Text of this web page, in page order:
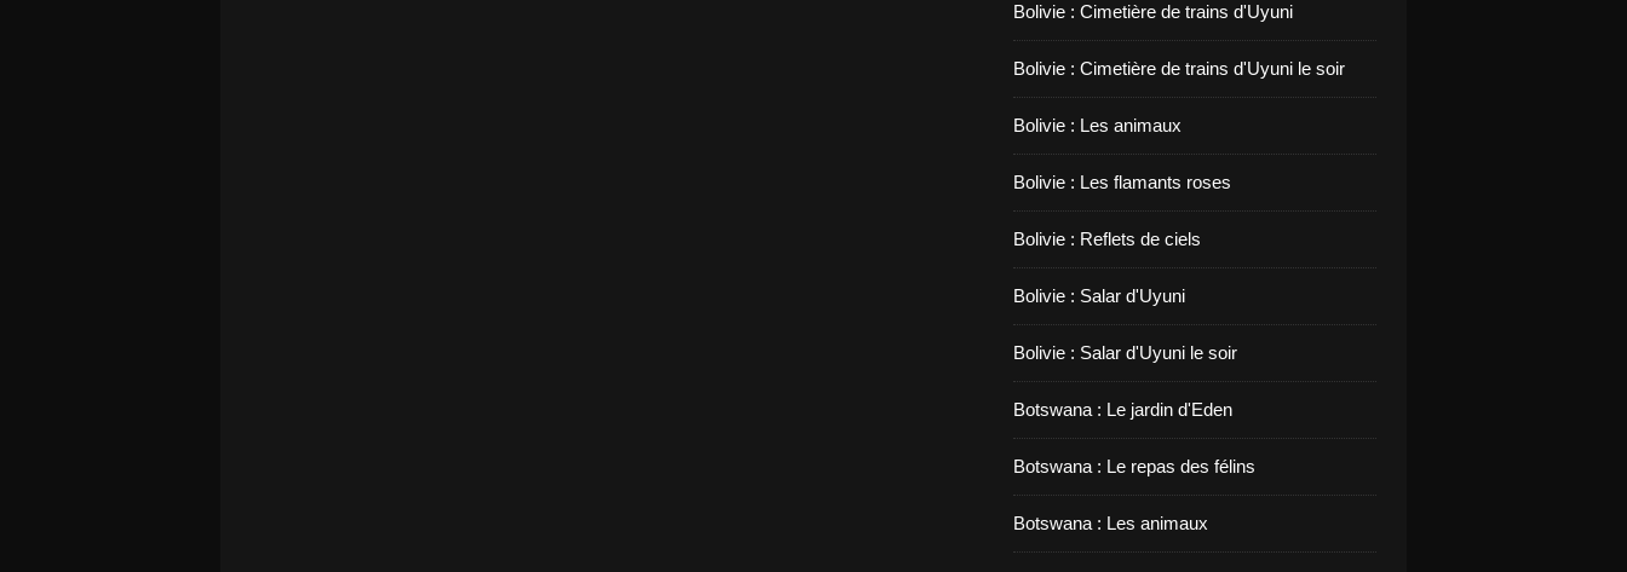
Bolivie : Cimetière de trains d'Uyuni
Bolivie : Cimetière de trains d'Uyuni le soir
Bolivie : Les animaux
Bolivie : Les flamants roses
Bolivie : Reflets de ciels
Bolivie : Salar d'Uyuni
Bolivie : Salar d'Uyuni le soir
Botswana : Le jardin d'Eden
Botswana : Le repas des félins
Botswana : Les animaux